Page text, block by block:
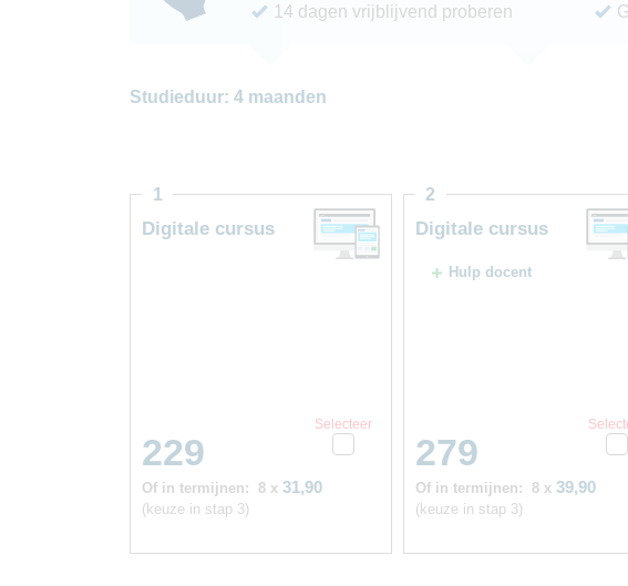
14 dagen vrijblijvend proberen
Studieduur: 4 maanden
Digitale cursus
229
Selecteer
Of in termijnen: 8 x 31,90
(keuze in stap 3)
1
Digitale cursus
Hulp docent
279
Of in termijnen: 8 x 39,90
(keuze in stap 3)
2